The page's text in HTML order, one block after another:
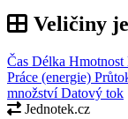
Veličiny
Čas Délka Hmotnost
Práce (energie)
množstvíDatový tok
Jednotek.cz